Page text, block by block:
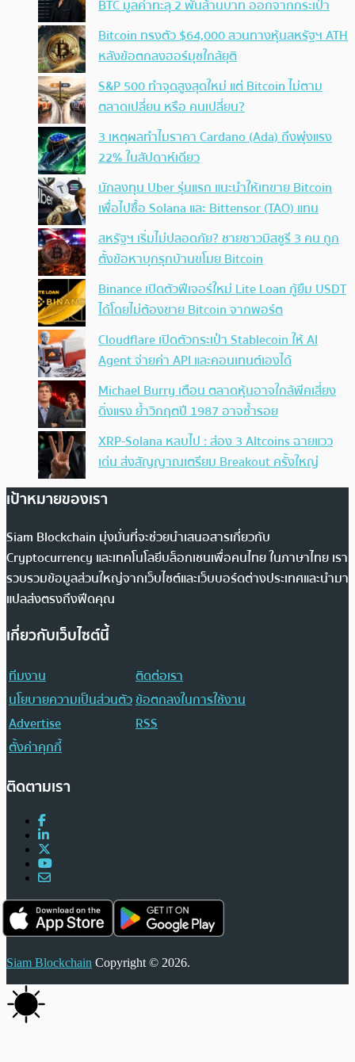
BTC มูลค่าทะลุ 2 พันล้านบาท ออกจากกระเป๋า
Bitcoin ทรงตัว $64,000 สวนทางหุ้นสหรัฐฯ ATH
หลังข้อตกลงฮอร์มุซใกล้ยุติ
S&P 500 ทำจุดสูงสุดใหม่ แต่ Bitcoin ไม่ตาม
ตลาดเปลี่ยน หรือ คนเปลี่ยน?
3 เหตุผลทำไมราคา Cardano (Ada) ถึงพุ่งแรง
22% ในสัปดาห์เดียว
นักลงทุน Uber รุ่นแรก แนะนำให้เทขาย Bitcoin
เพื่อไปซื้อ Solana และ Bittensor (TAO) แทน
สหรัฐฯ เริ่มไม่ปลอดภัย? ชายชาวมิสซูรี 3 คน ถูก
ตั้งข้อหาบุกรุกบ้านขโมย Bitcoin
Binance เปิดตัวฟีเจอร์ใหม่ Lite Loan กู้ยืม USDT
ได้โดยไม่ต้องขาย Bitcoin จากพอร์ต
Cloudflare เปิดตัวกระเป๋า Stablecoin ให้ AI
Agent จ่ายค่า API และคอนเทนต์เองได้
Michael Burry เตือน ตลาดหุ้นอาจใกล้พีคเสี่ยง
ดิ่งแรง ย้ำวิกฤตปี 1987 อาจซ้ำรอย
XRP-Solana หลบไป : ส่อง 3 Altcoins ฉายแวว
เด่น ส่งสัญญาณเตรียม Breakout ครั้งใหญ่
เป้าหมายของเรา
Siam Blockchain มุ่งมั่นที่จะช่วยนำเสนอสารเกี่ยวกับ
Cryptocurrency และเทคโนโลยีบล็อกเชนเพื่อคนไทย ในภาษาไทย เรา
รวบรวมข้อมูลส่วนใหญ่จากเว็บไซต์และเว็บบอร์ดต่างประเทศและนำมา
แปลส่งตรงถึงฟีดคุณ
เกี่ยวกับเว็บไซต์นี้
ทีมงาน
ติดต่อเรา
นโยบายความเป็นส่วนตัวข้อตกลงในการใช้งาน
Advertise
RSS
ตั้งค่าคุกกี้
ติดตามเรา
Siam Blockchain Copyright © 2026.